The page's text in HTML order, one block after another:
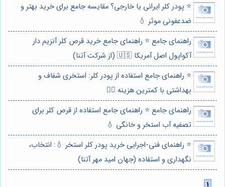
⭐️ پودر کلر ایرانی یا خارجی؟ مقایسه جامع برای خرید بهتر و
ضدعفونی موثر 💧
راهنمای جامع ⭐️ راهنمای جامع خرید قرص کلر آنزیم دار
آکواپول اصل آمریکا 🇺🇸 (از شرکت آتنا)
⭐️ راهنمای جامع استفاده از پودر کلر: استخری شفاف و
بهداشتی با کمترین هزینه 🏊‍♂️
راهنمای جامع ⭐️ راهنمای جامع استفاده از قرص کلر برای
تصفیه آب استخر و خانگی 💧
⭐️ راهنمای فنی-اجرایی خرید پودر کلر استخر 💧: انتخاب،
نگهداری و استفاده (جهان امید مهر آتنا)